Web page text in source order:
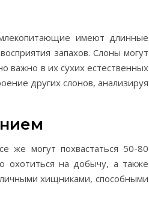
имеют длинные
запахов. Слоны могут
важно в их сухих естественных
других слонов, анализируя
же могут похвастаться 50-80
охотиться на добычу, а также
хищниками, способными